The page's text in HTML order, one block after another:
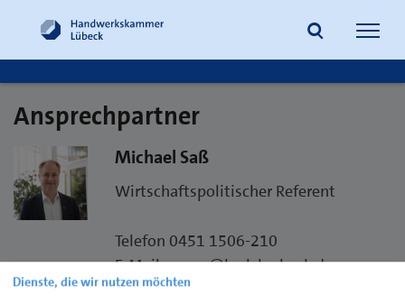
Suche
Ansprechpartner
Michael Saß
Wirtschaftspolitischer Referent
Telefon 0451 1506-210
E-Mailmsass@hwk-luebeck.de
Dienste, die wir nutzen möchten